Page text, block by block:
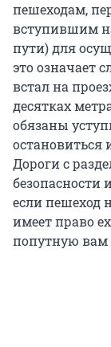
пешеходам,
вступившим
пути) для
это означает
встал на
десятках
обязаны
остановиться
Дороги с
безопасности
если пешеход
имеет право
попутную вам